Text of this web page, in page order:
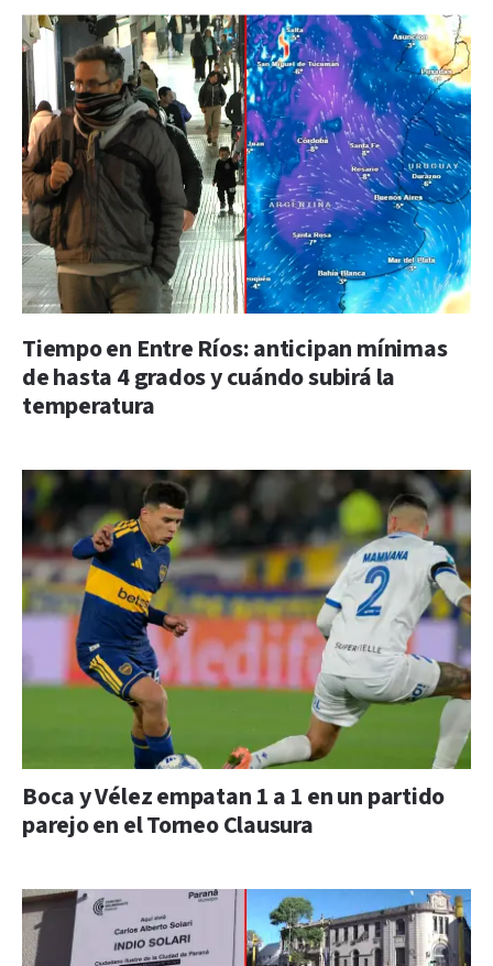
Tiempo en Entre Ríos: anticipan mínimas
de hasta 4 grados y cuándo subirá la
temperatura
Boca y Vélez empatan 1 a 1 en un partido
parejo en el Torneo Clausura